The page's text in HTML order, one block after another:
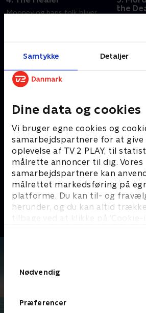
Samtykke Detaljer
Dine data og cookies
Vi bruger egne cookies og
samarbejdspartnere for at give
oplevelse af TV 2 PLAY, til
målrette annoncer til dig. Vores
samarbejdspartnere kan
målrettet markedsføring på
platforme. Du kan til- og
herunder, og du kan altid
tilbage ved at klikke på ’Cookie-
Nødvendig
Præferencer
Mooney og hans folk bliver
blind kvinde dør efter en
healer Steadman King.
17. juli 2018 • 51 min
the
Noget
taget
Dag lidt
Andre så også
Mord på Mallorca
Krimi & Spænding • 2 sæsoner